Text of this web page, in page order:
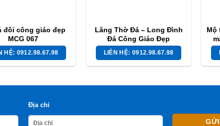
đôi công giáo đẹp
MCG 067
HỆ: 0912.98.67.98
Lăng Thờ Đá – Long Đình
Đá Công Giáo Đẹp
LIÊN HỆ: 0912.98.67.98
Mộ
Địa chỉ